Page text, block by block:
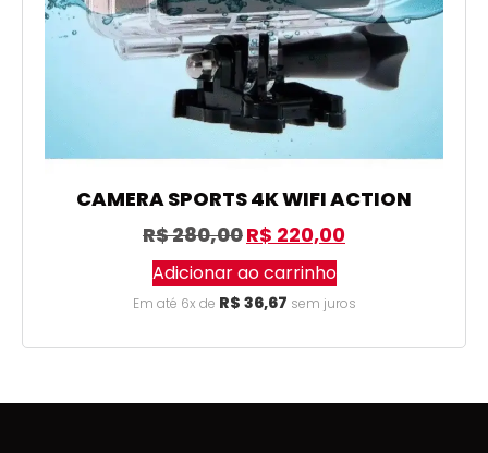
CAMERA SPORTS 4K WIFI ACTION
R$280,00R$ 220,00
Adicionar ao carrinho
Em até 6x de R$ 36,67 sem juros